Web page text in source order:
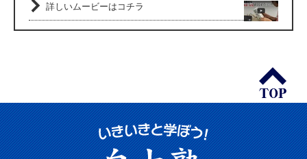
詳しいムービーはコチラ